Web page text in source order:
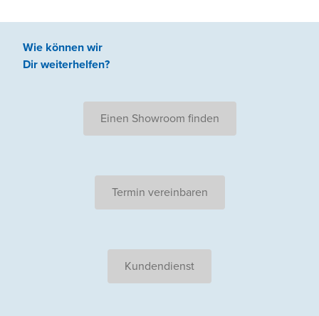
Wie können wir
Dir weiterhelfen?
Einen Showroom finden
Termin vereinbaren
Kundendienst